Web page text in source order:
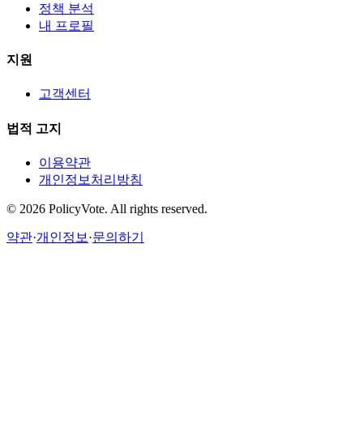
정책 분석
내 프로필
지원
고객센터
법적 고지
이용약관
개인정보처리방침
© 2026 PolicyVote. All rights reserved.
약관·개인정보 ·문의하기